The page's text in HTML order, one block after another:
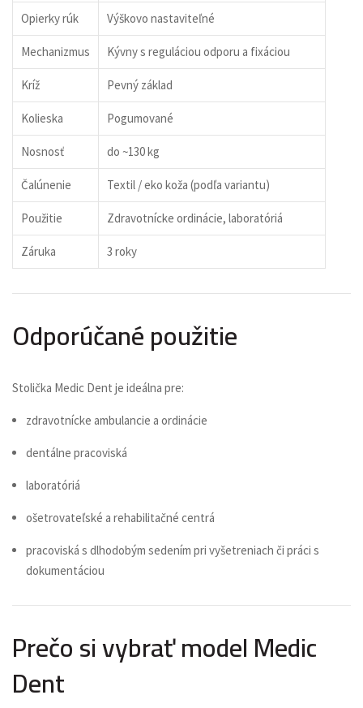
Opierky rúk Výškovo nastaviteľné
Mechanizmus Kývny s reguláciou odporu a fixáciou
Kríž Pevný základ
Kolieska Pogumované
Nosnosť do ~130 kg
Čalúnenie Textil / eko koža (podľa variantu)
Použitie Zdravotnícke ordinácie, laboratóriá
Záruka 3 roky
Odporúčané použitie
Stolička Medic Dent je ideálna pre:
zdravotnícke ambulancie a ordinácie
dentálne pracoviská
laboratóriá
ošetrovateľské a rehabilitačné centrá
pracoviská s dlhodobým sedením pri vyšetreniach či práci s
dokumentáciou
Prečo si vybrať model Medic
Dent